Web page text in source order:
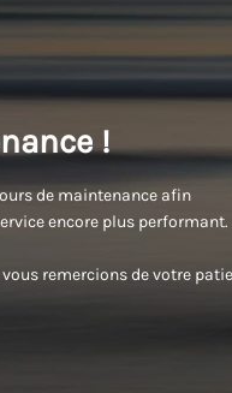
!
de maintenance afin
encore plus performant.
remercions de votre